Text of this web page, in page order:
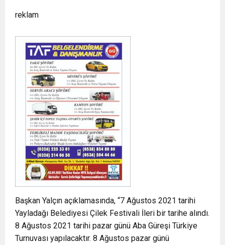
reklam
Başkan Yalçın açıklamasında, “7 Ağustos 2021 tarihi
Yayladağı Belediyesi Çilek Festivali İleri bir tarihe alındı.
8 Ağustos 2021 tarihi pazar günü Aba Güreşi Türkiye
Turnuvası yapılacaktır. 8 Ağustos pazar günü